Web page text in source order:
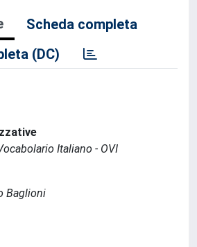
Scheda completa
(DC)
Italiano - OVI
Baglioni